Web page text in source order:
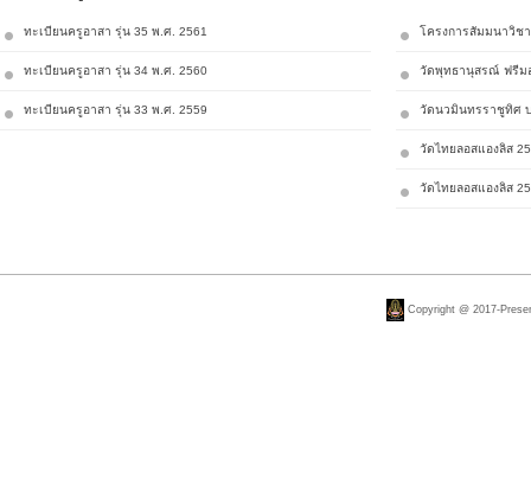
ทะเบียนครูอาสา รุ่น 35 พ.ศ. 2561
ทะเบียนครูอาสา รุ่น 34 พ.ศ. 2560
ทะเบียนครูอาสา รุ่น 33 พ.ศ. 2559
โครงการสัมมนาวิช
วัดพุทธานุสรณ์ ฟรีม
วัดนวมินทรราชูทิศ
วัดไทยลอสแองลิส
วัดไทยลอสแองลิส
Copyright @ 2017-